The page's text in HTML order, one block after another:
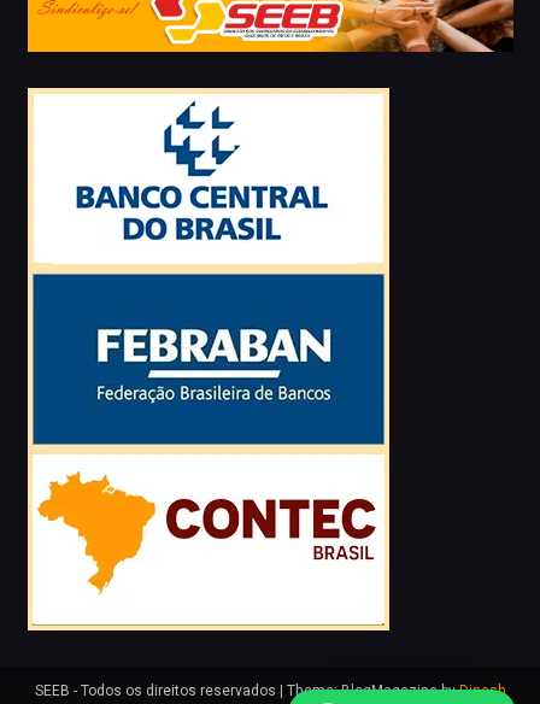
SEEB - Todos os direitos reservados Theme: BlogMagazine byDinesh